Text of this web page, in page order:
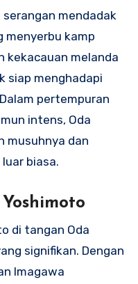
mendadak
menyerbu kamp
kekacauan melanda
siap menghadapi
pertempuran
intens, Oda
musuhnya dan
biasa.
di tangan Oda
signifikan. Dengan
Imagawa